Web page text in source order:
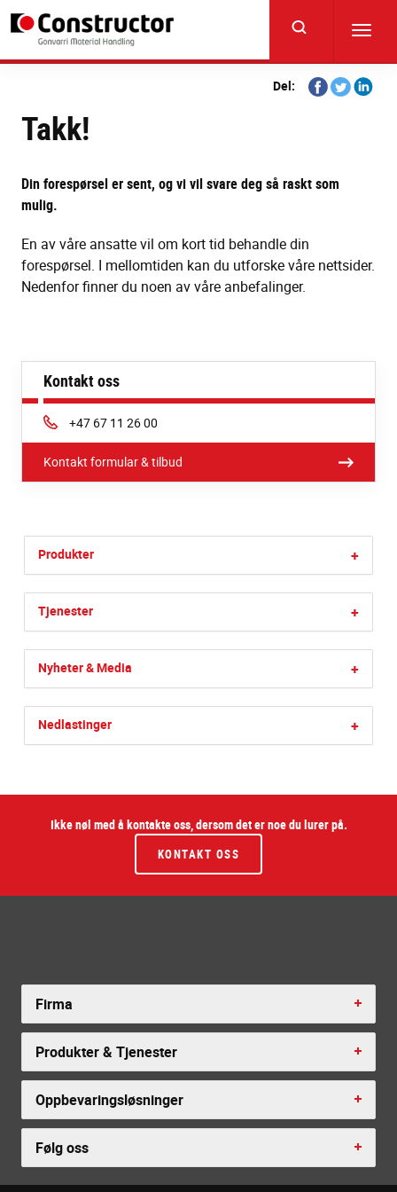
content
Del:
Share
on
Share
on
Share
Takk!
Din forespørsel er sent, og vi vil svare deg så raskt som
mulig.
En av våre ansatte vil om kort tid behandle din
forespørsel. I mellomtiden kan du utforske våre nettsider.
Nedenfor finner du noen av våre anbefalinger.
Kontakt oss
Phone:
+47 67 11 26 00
Kontakt formular & tilbud
Produkter +
Tjenester +
Nyheter & Media +
Nedlastinger +
Ikke nøl med å kontakte oss, dersom det er noe du lurer på.
KONTAKT OSS
Firma
Produkter & Tjenester
Oppbevaringsløsninger
Følg oss